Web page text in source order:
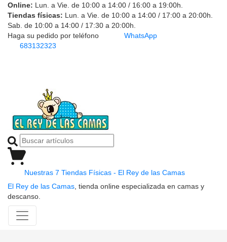
Online: Lun. a Vie. de 10:00 a 14:00 / 16:00 a 19:00h.
Tiendas físicas: Lun. a Vie. de 10:00 a 14:00 / 17:00 a 20:00h.
Sab. de 10:00 a 14:00 / 17:30 a 20:00h.
Haga su pedido por teléfono
683132323
WhatsApp
Nuestras 7 Tiendas Físicas - El Rey de las Camas
El Rey de las Camas , tienda online especializada en camas y
descanso.